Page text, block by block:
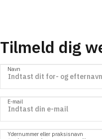
Tilmeld dig
Navn
E-mail
Ydernummer eller praksisnavn